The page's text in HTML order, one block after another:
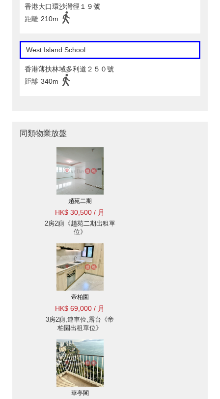
香港大口環沙灣徑１９號
距離 210m
West Island School
香港薄扶林域多利道２５０號
距離 340m
同類物業放盤
趙苑二期
HK$ 30,500 / 月
2房2廁《趙苑二期出租單
位》
帝柏園
HK$ 69,000 / 月
3房2廁,連車位,露台《帝
柏園出租單位》
華亭閣